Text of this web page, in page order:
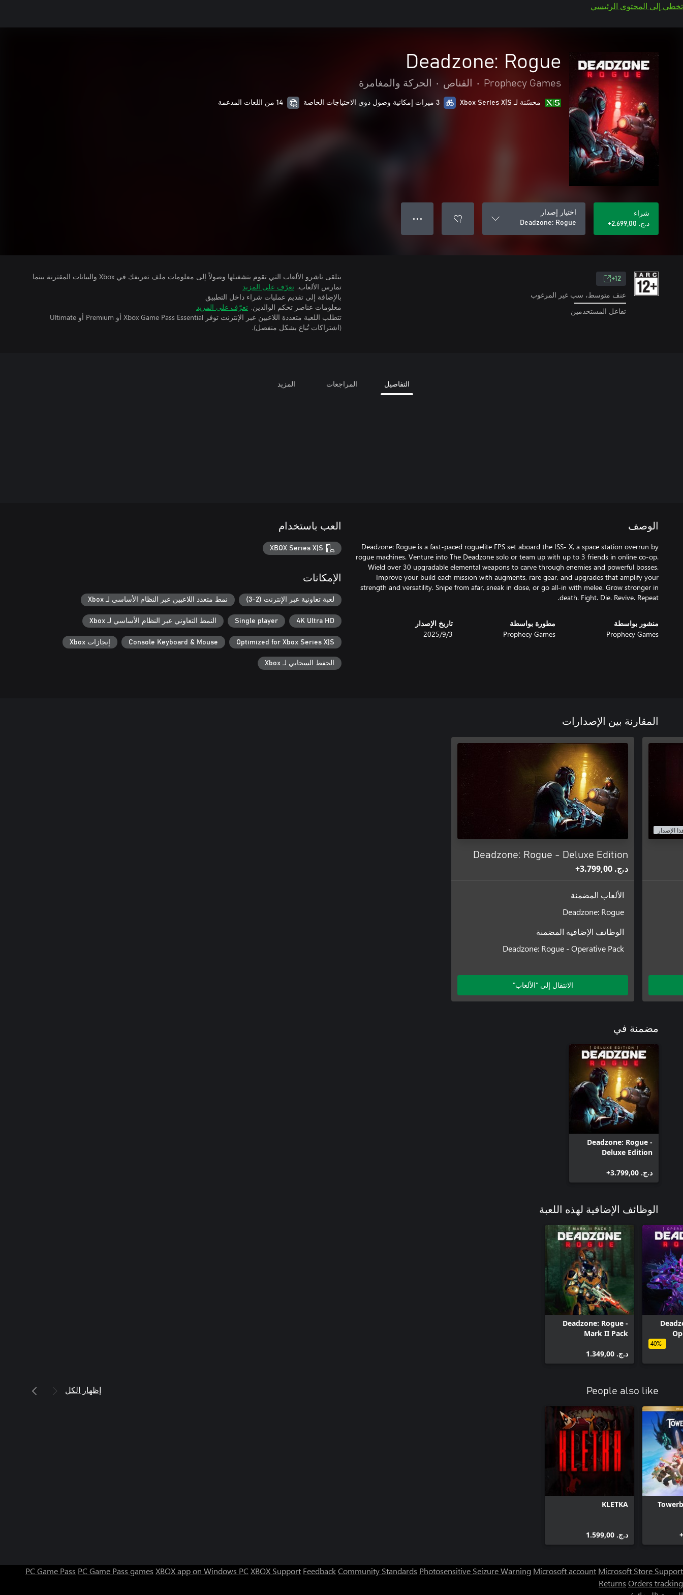
تخطي إلى المحتوى الرئيسي
Deadzone: Rogue
Prophecy Games
• القناص • الحركة والمغامرة
محسّنة لـ Xbox Series X|S 3 ميزات إمكانية وصول ذوي الاحتياجات الخاصة 14 من اللغات المدعمة
شراء
د.ج.‏ 2.699,00+
اختيار إصدار
Deadzone: Rogue
● ● ●
12+
عنف متوسط، سب غير المرغوب
تفاعل المستخدمين
يتلقى ناشرو الألعاب التي تقوم بتشغيلها وصولاً إلى معلومات ملف تعريفك في Xbox والبيانات المقترنة بينما
تمارس الألعاب. تعرّف على المزيد
بالإضافة إلى تقديم عمليات شراء داخل التطبيق
معلومات عناصر تحكم الوالدين. تعرّف على المزيد
تتطلب اللعبة متعددة اللاعبين عبر الإنترنت توفر Xbox Game Pass Essential أو Premium أو Ultimate
(اشتراكات تُباع بشكل منفصل).
التفاصيل المراجعات المزيد
الوصف
Deadzone: Rogue is a fast-paced roguelite FPS set aboard the ISS- X, a space station overrun by
rogue machines. Venture into The Deadzone solo or team up with up to 3 friends in online co-op.
Wield over 30 upgradable elemental weapons to carve through enemies and powerful bosses.
Improve your build each mission with augments, rare gear, and upgrades that amplify your
strength and versatility. Snipe from afar, sneak in close, or go all-in with melee. Grow stronger in
death. Fight. Die. Revive. Repeat.
منشور بواسطة
Prophecy Games
مطورة بواسطة
Prophecy Games
تاريخ الإصدار
3‏/9‏/2025
العب باستخدام
XBOX Series X|S
الإمكانات
لعبة تعاونية عبر الإنترنت (2-3) نمط متعدد اللاعبين عبر النظام الأساسي لـ Xbox
4K Ultra HD
Single player النمط التعاوني عبر النظام الأساسي لـ Xbox
Optimized for Xbox Series X|S
Console Keyboard & Mouse إنجازات Xbox
الحفظ السحابي لـ Xbox
المقارنة بين الإصدارات
الإصدار
Deadzone: Rogue - Deluxe Edition
د.ج.‏ 3.799,00+
الألعاب المضمنة
Deadzone: Rogue
الوظائف الإضافية المضمنة
Deadzone: Rogue - Operative Pack
الانتقال إلى "الألعاب"
مضمنة في
Deadzone: Rogue -
Deluxe Edition
د.ج.‏ 3.799,00+
الوظائف الإضافية لهذه اللعبة
-40%
Deadzone: Rogue -
Mark II Pack
د.ج.‏ 1.349,00
People also like إظهار الكل
KLETKA
د.ج.‏ 1.599,00
PC Game Pass PC Game Pass games XBOX app on Windows PC XBOX Support FeedbackCommunity Standards Photosensitive Seizure Warning Microsoft account Microsoft Store Support
Returns Orders tracking